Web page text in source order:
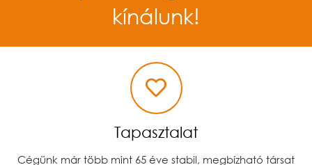
kínálunk!
Tapasztalat
Cégünk már több mint 65 éve stabil, megbízható társat